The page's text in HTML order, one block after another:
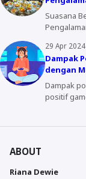
Suasana Best
29 Apr 2024
Dampak
dengan
Dampak
positif
ABOUT
Riana Dewie